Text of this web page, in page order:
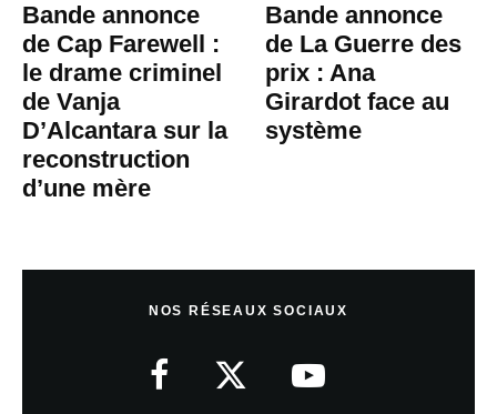
Bande annonce
de Cap Farewell :
le drame criminel
de Vanja
D’Alcantara sur la
reconstruction
d’une mère
Bande annonce
de La Guerre des
prix : Ana
Girardot face au
système
NOS RÉSEAUX SOCIAUX